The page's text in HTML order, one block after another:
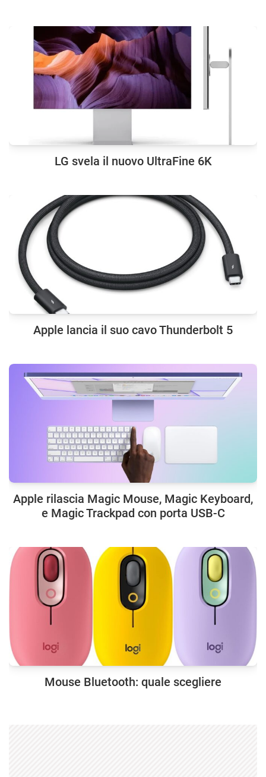
LG svela il nuovo UltraFine 6K
Apple lancia il suo cavo Thunderbolt 5
Apple rilascia Magic Mouse, Magic Keyboard,
e Magic Trackpad con porta USB-C
Mouse Bluetooth: quale scegliere